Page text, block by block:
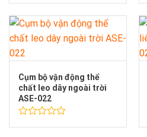
hạng
0
5
sao
Cụm bộ vận động thể
chất leo dây ngoài trời
ASE-022